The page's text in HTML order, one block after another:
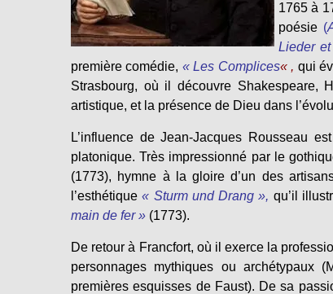
1765 à
poésie (
Lieder
première comédie, « Les Complices« , qui
Strasbourg, où il découvre Shakespeare,
artistique, et la présence de Dieu dans
L’influence de Jean-Jacques Rousseau
platonique. Très impressionné par le
(1773), hymne à la gloire d’un des
l’esthétique « Sturm und Drang », qu’il
main de fer » (1773).
De retour à Francfort, où il exerce la
personnages mythiques ou archétypaux
premières esquisses de Faust). De sa